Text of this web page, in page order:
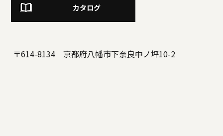
カタログ
〒614-8134 京都府八幡市下奈良中ノ坪10-2